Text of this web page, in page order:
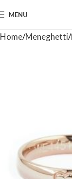
MENU
Home Meneghetti